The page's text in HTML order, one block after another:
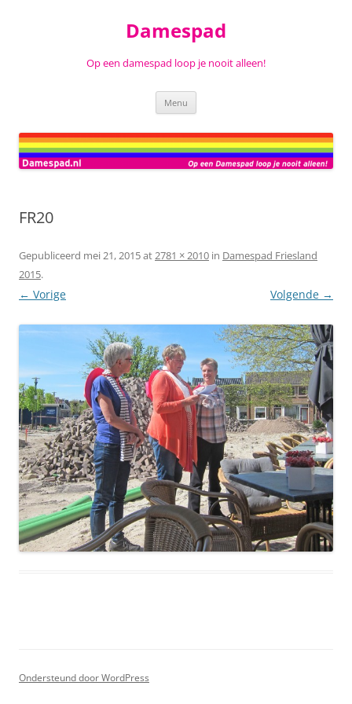
Damespad
Op een damespad loop je nooit alleen!
Menu
FR20
Gepubliceerd mei 21, 2015at 2781 × 2010 in Damespad Friesland
2015.
← Vorige Volgende →
Ondersteund door WordPress